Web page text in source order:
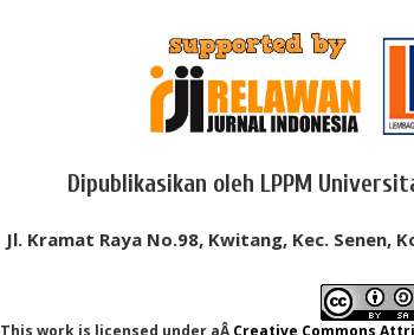
Dipublikasikan oleh LPPM
Jl. Kramat Raya No.98, Kwitang, Kec. Senen,